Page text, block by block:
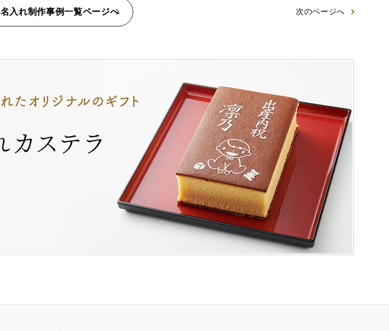
静岡茶カステラ
（五三・ハニー・静岡茶）
チョコテイリア カステラ巻・三笠山
名入れ制作事例一覧ページへ 次のページへ